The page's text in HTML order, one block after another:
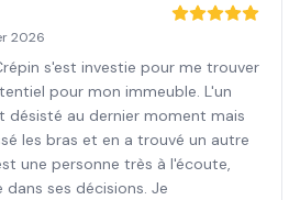
2026
s'est investie pour me trouver
pour mon immeuble. L'un
désisté au dernier moment mais
les bras et en a trouvé un autre
une personne très à l'écoute,
ses décisions. Je